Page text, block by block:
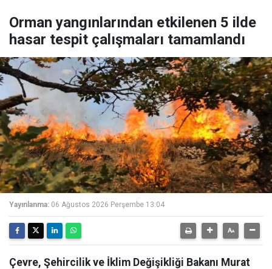
Orman yangınlarından etkilenen 5 ilde
hasar tespit çalışmaları tamamlandı
Yayınlanma: 06 Ağustos 2026 Perşembe 13:04
Çevre, Şehircilik ve İklim Değişikliği Bakanı Murat